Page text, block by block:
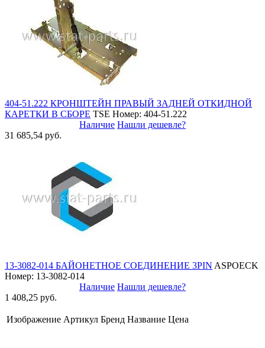
404-51.222 КРОНШТЕЙН ПРАВЫЙ ЗАДНЕЙ ОТКИДНОЙ
КАРЕТКИ В СБОРЕ TSE Номер: 404-51.222
Наличие Нашли дешевле?
31 685,54 руб.
13-3082-014 БАЙОНЕТНОЕ СОЕДИНЕНИЕ 3PIN ASPOECK
Номер: 13-3082-014
Наличие Нашли дешевле?
1 408,25 руб.
Изображение Артикул Бренд Название Цена